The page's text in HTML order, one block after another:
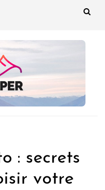
: secrets
votre